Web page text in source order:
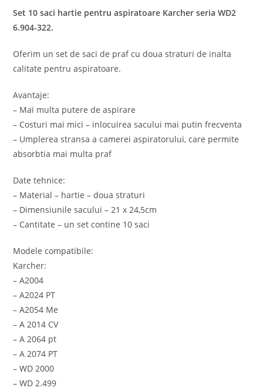
Set 10 saci hartie pentru aspiratoare Karcher seria WD2
6.904-322.
Oferim un set de saci de praf cu doua straturi de inalta
calitate pentru aspiratoare.
Avantaje:
– Mai multa putere de aspirare
– Costuri mai mici – inlocuirea sacului mai putin frecventa
– Umplerea stransa a camerei aspiratorului, care permite
absorbtia mai multa praf
Date tehnice:
– Material – hartie – doua straturi
– Dimensiunile sacului – 21 x 24,5cm
– Cantitate – un set contine 10 saci
Modele compatibile:
Karcher:
– A2004
– A2024 PT
– A2054 Me
– A 2014 CV
– A 2064 pt
– A 2074 PT
– WD 2000
– WD 2.499